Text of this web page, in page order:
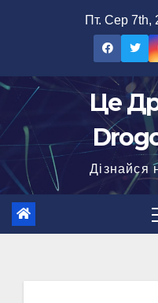
Пт. Сер 7th,
Це
Дізнайся